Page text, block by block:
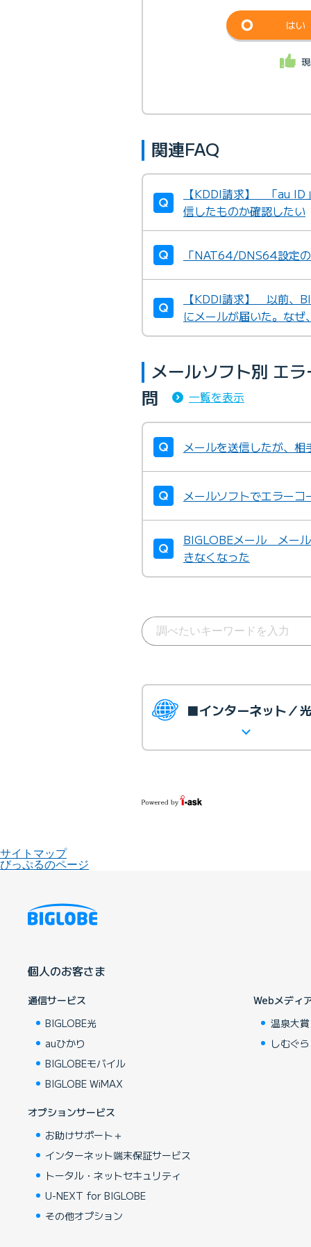
はい
関連FAQ
【KDDI請求】 「au ID
信したものか確認したい
「NAT64/DNS64設定
【KDDI請求】 以前、
にメールが届いた。な
メールソフト別 エ
問
一覧を表示
メールを送信したが、
メールソフトでエラーコ
BIGLOBEメール メー
きなくなった
■インターネット／
サイトマップ
びっぷるのページ
個人のお客さま
通信サービス
BIGLOBE光
auひかり
BIGLOBEモバイル
BIGLOBE WiMAX
オプションサービス
お助けサポート＋
インターネット端末保証サービス
トータル・ネットセキュリティ
U-NEXT for BIGLOBE
その他オプション
Webメディ
温泉大賞
しむぐ